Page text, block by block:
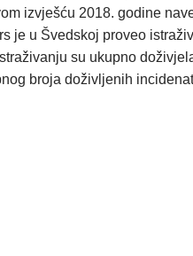
izvješću 2018. godine
je u Švedskoj proveo
su ukupno
broja doživljenih